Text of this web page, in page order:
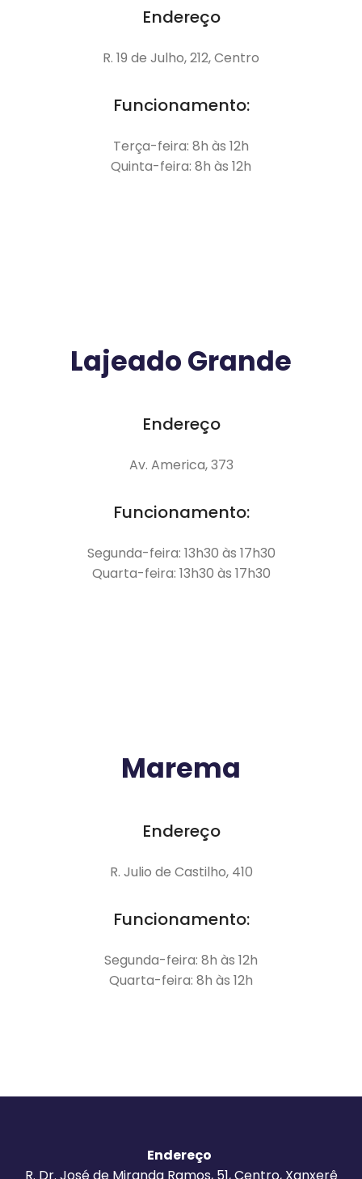
Endereço
R. 19 de Julho, 212, Centro
Funcionamento:
Terça-feira: 8h às 12h
Quinta-feira: 8h às 12h
Lajeado Grande
Endereço
Av. America, 373
Funcionamento:
Segunda-feira: 13h30 às 17h30
Quarta-feira: 13h30 às 17h30
Marema
Endereço
R. Julio de Castilho, 410
Funcionamento:
Segunda-feira: 8h às 12h
Quarta-feira: 8h às 12h
Endereço